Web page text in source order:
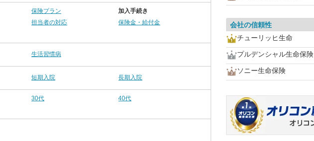
保険プラン
加入手続き
担当者の対応
保険金・給付金
生活習慣病
短期入院 長期入院
30代
40代
会社の信頼性
チューリッヒ生命
プルデンシャル生命保険
ソニー生命保険